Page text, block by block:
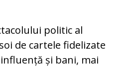
politic al
de cartele fidelizate
și bani, mai